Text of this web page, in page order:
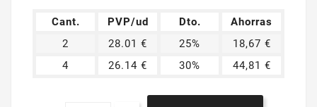
Cant. PVP/ud Dto.
Ahorras
2
28.01 € 25%
18,67 €
4
26.14 € 30% 44,81 €